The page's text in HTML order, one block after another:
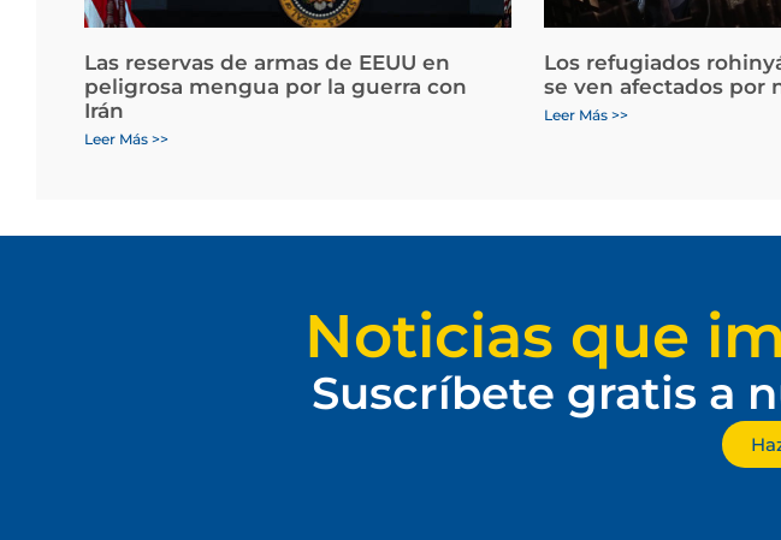
Las reservas de armas de EEUU en
peligrosa mengua por la guerra con
Irán
Leer Más >>
Los refugiados
se ven afectados por
Leer Más >>
Noticias que
Suscríbete gratis a